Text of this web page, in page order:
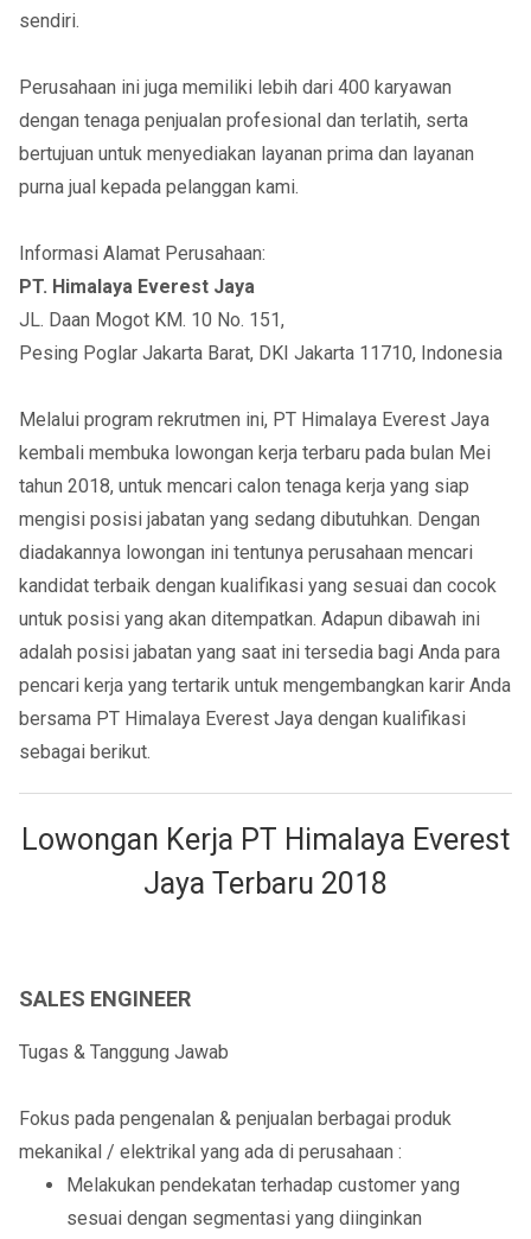
sendiri.
Perusahaan ini juga memiliki lebih dari 400 karyawan
dengan tenaga penjualan profesional dan terlatih, serta
bertujuan untuk menyediakan layanan prima dan layanan
purna jual kepada pelanggan kami.
Informasi Alamat Perusahaan:
PT. Himalaya Everest Jaya
JL. Daan Mogot KM. 10 No. 151,
Pesing Poglar Jakarta Barat, DKI Jakarta 11710, Indonesia
Melalui program rekrutmen ini, PT Himalaya Everest Jaya
kembali membuka lowongan kerja terbaru pada bulan Mei
tahun 2018, untuk mencari calon tenaga kerja yang siap
mengisi posisi jabatan yang sedang dibutuhkan. Dengan
diadakannya lowongan ini tentunya perusahaan mencari
kandidat terbaik dengan kualifikasi yang sesuai dan cocok
untuk posisi yang akan ditempatkan. Adapun dibawah ini
adalah posisi jabatan yang saat ini tersedia bagi Anda para
pencari kerja yang tertarik untuk mengembangkan karir Anda
bersama PT Himalaya Everest Jaya dengan kualifikasi
sebagai berikut.
Lowongan Kerja PT Himalaya Everest
Jaya Terbaru 2018
SALES ENGINEER
Tugas & Tanggung Jawab
Fokus pada pengenalan & penjualan berbagai produk
mekanikal / elektrikal yang ada di perusahaan :
Melakukan pendekatan terhadap customer yang
sesuai dengan segmentasi yang diinginkan